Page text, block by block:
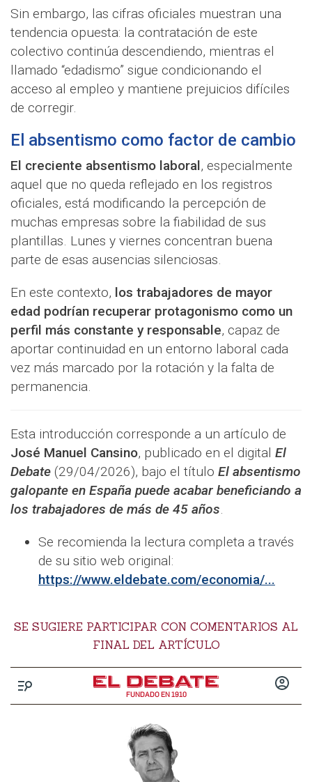
Sin embargo, las cifras oficiales muestran una
tendencia opuesta: la contratación de este
colectivo continúa descendiendo, mientras el
llamado “edadismo” sigue condicionando el
acceso al empleo y mantiene prejuicios difíciles
de corregir.
El absentismo como factor de cambio
El creciente absentismo laboral, especialmente
aquel que no queda reflejado en los registros
oficiales, está modificando la percepción de
muchas empresas sobre la fiabilidad de sus
plantillas. Lunes y viernes concentran buena
parte de esas ausencias silenciosas.
En este contexto, los trabajadores de mayor
edad podrían recuperar protagonismo como un
perfil más constante y responsable, capaz de
aportar continuidad en un entorno laboral cada
vez más marcado por la rotación y la falta de
permanencia.
Esta introducción corresponde a un artículo de
José Manuel Cansino, publicado en el digital El
Debate (29/04/2026), bajo el título El absentismo
galopante en España puede acabar beneficiando a
los trabajadores de más de 45 años.
Se recomienda la lectura completa a través
de su sitio web original:
https://www.eldebate.com/economia/...
SE SUGIERE PARTICIPAR CON COMENTARIOS AL
FINAL DEL ARTÍCULO